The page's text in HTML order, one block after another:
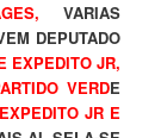
VARIAS
DEPUTADO
EXPEDITO JR,
VERDE
EXPEDITO JR E